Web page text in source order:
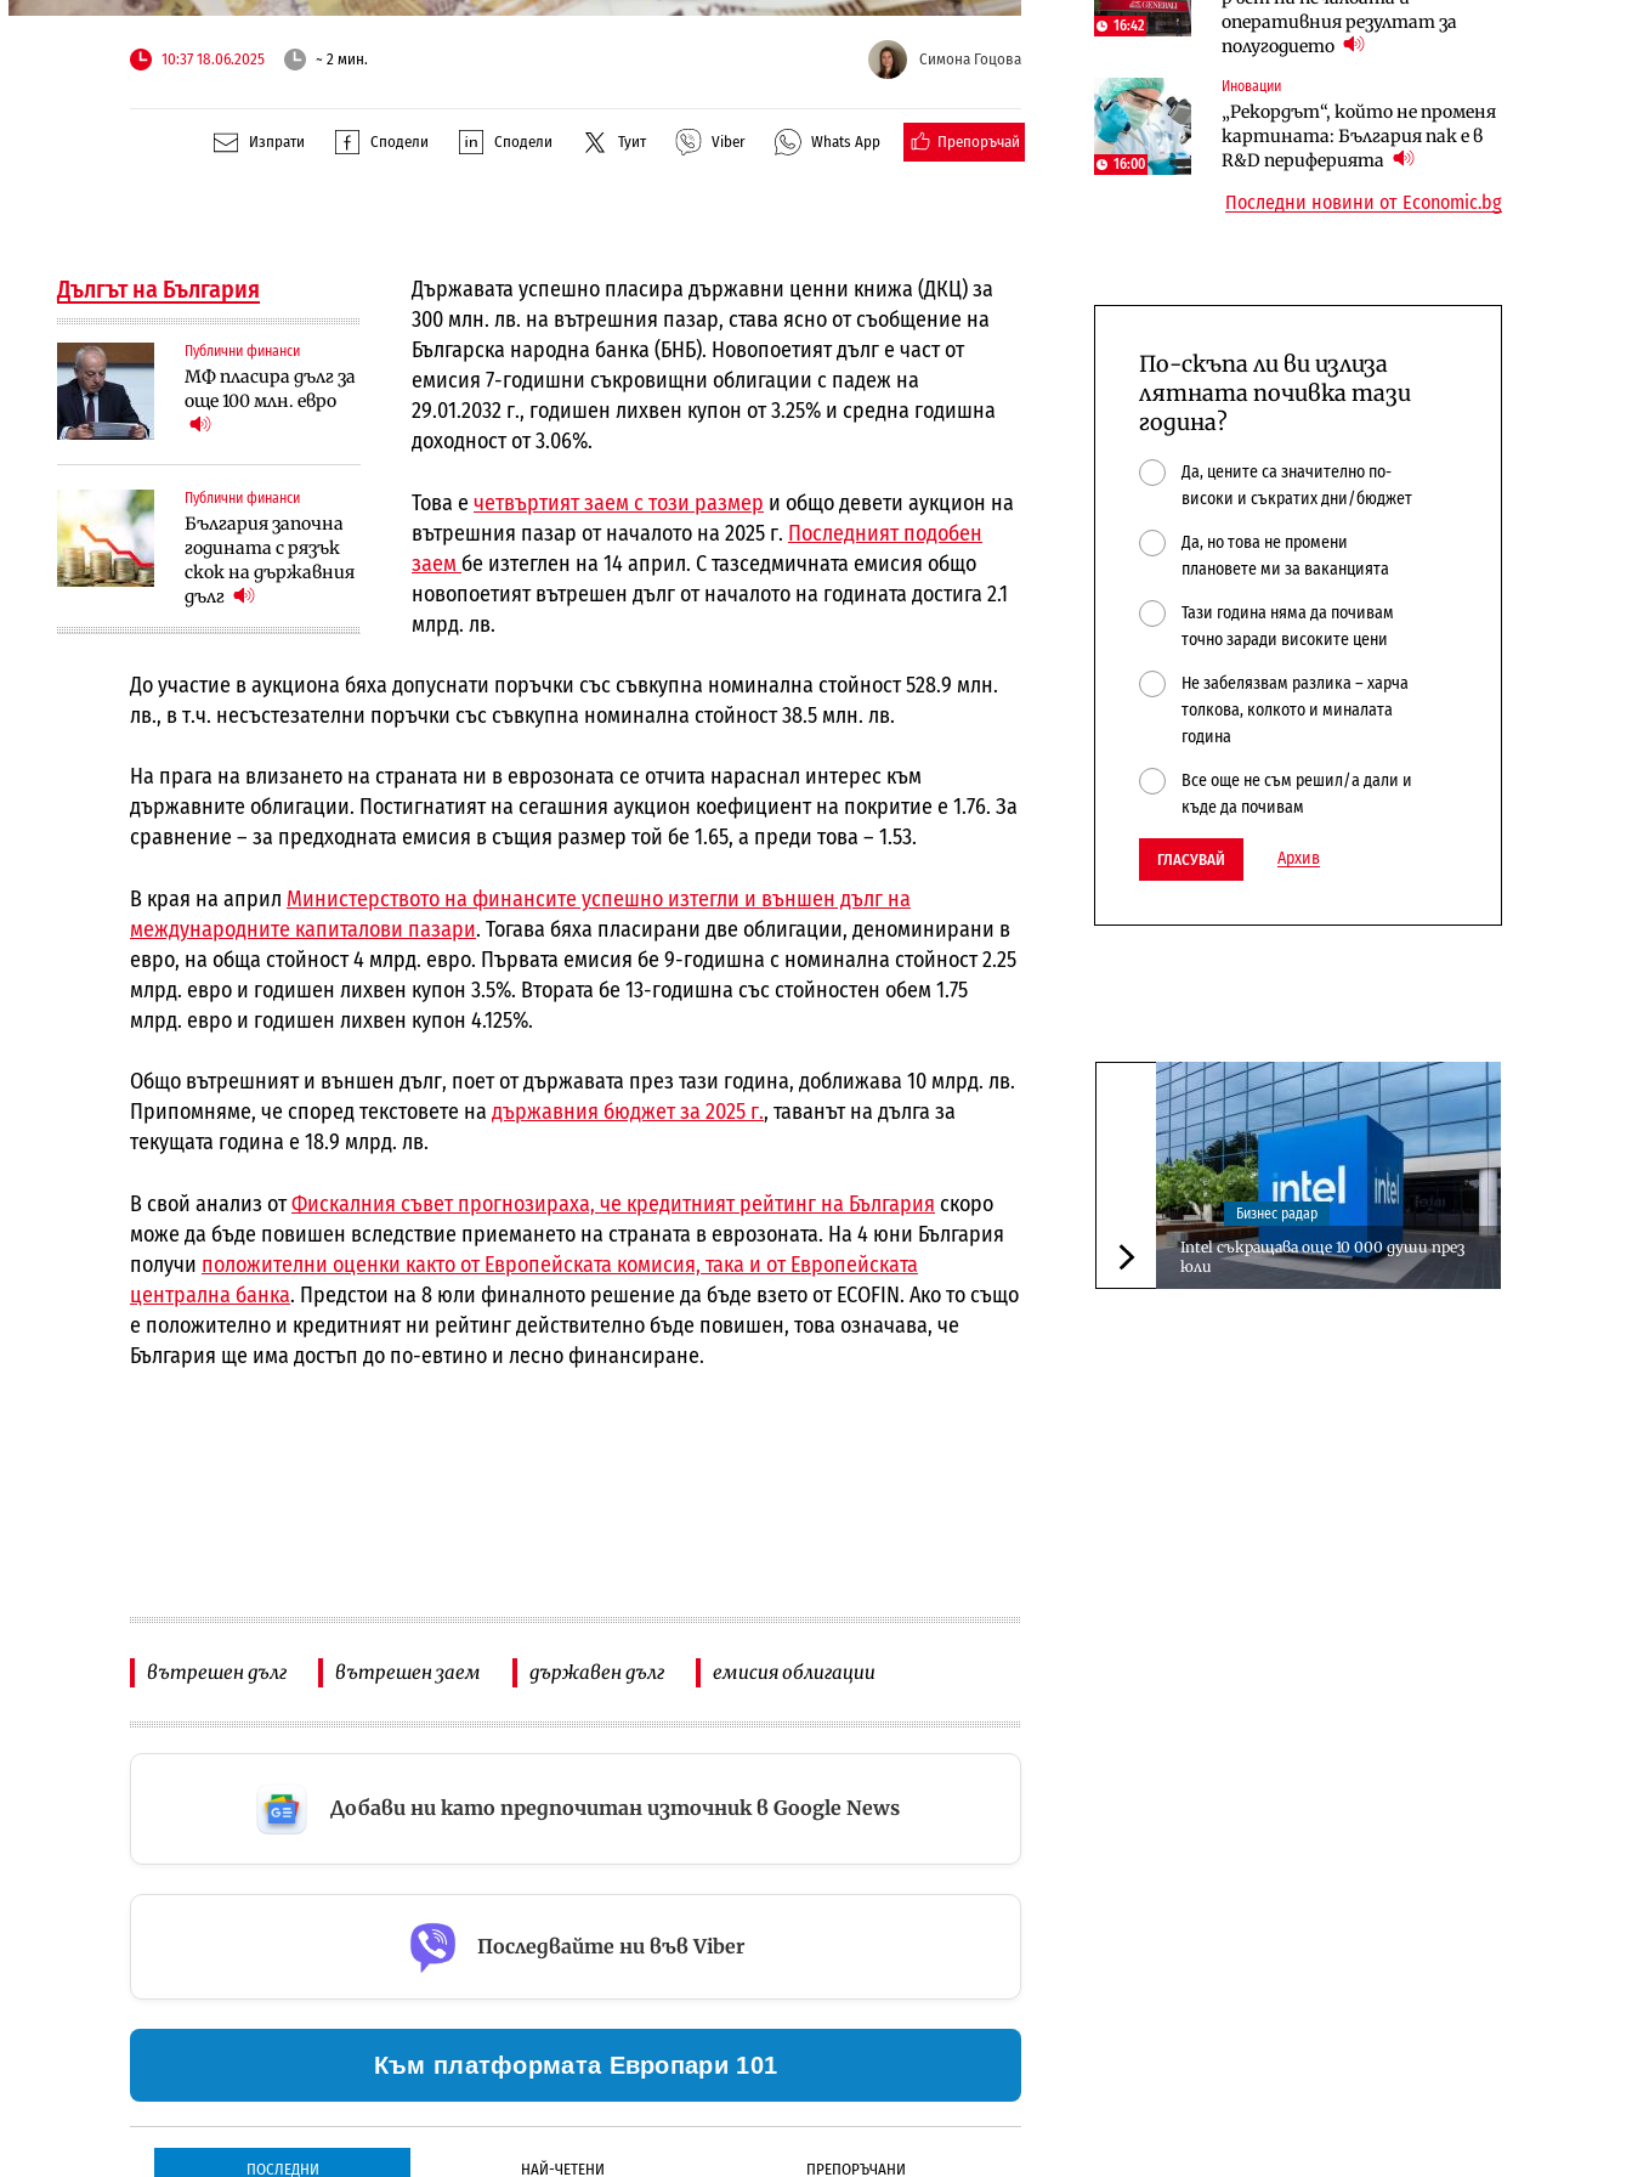
10:37 18.06.2025 ~ 2 мин. Симона Гоцова
Изпрати Сподели Сподели Туит Viber Whats App Препоръчай
Дългът на България
Публични финанси
МФ пласира дълг за
още 100 млн. евро
Публични финанси
България започна
годината с рязък
скок на държавния
дълг
Държавата успешно пласира държавни ценни книжа (ДКЦ) за
300 млн. лв. на вътрешния пазар, става ясно от съобщение на
Българска народна банка (БНБ). Новопоетият дълг е част от
емисия 7-годишни съкровищни облигации с падеж на
29.01.2032 г., годишен лихвен купон от 3.25% и средна годишна
доходност от 3.06%.
Това е четвъртият заем с този размер и общо девети аукцион на
вътрешния пазар от началото на 2025 г. Последният подобен
заем бе изтеглен на 14 април. С тазседмичната емисия общо
новопоетият вътрешен дълг от началото на годината достига 2.1
млрд. лв.
До участие в аукциона бяха допуснати поръчки със съвкупна номинална стойност 528.9 млн.
лв., в т.ч. несъстезателни поръчки със съвкупна номинална стойност 38.5 млн. лв.
На прага на влизането на страната ни в еврозоната се отчита нараснал интерес към
държавните облигации. Постигнатият на сегашния аукцион коефициент на покритие е 1.76. За
сравнение – за предходната емисия в същия размер той бе 1.65, а преди това – 1.53.
В края на април Министерството на финансите успешно изтегли и външен дълг на
международните капиталови пазари. Тогава бяха пласирани две облигации, деноминирани в
евро, на обща стойност 4 млрд. евро. Първата емисия бе 9-годишна с номинална стойност 2.25
млрд. евро и годишен лихвен купон 3.5%. Втората бе 13-годишна със стойностен обем 1.75
млрд. евро и годишен лихвен купон 4.125%.
Общо вътрешният и външен дълг, поет от държавата през тази година, доближава 10 млрд. лв.
Припомняме, че според текстовете на държавния бюджет за 2025 г., таванът на дълга за
текущата година е 18.9 млрд. лв.
В свой анализ отФискалния съвет прогнозираха, че кредитният рейтинг на България скоро
може да бъде повишен вследствие приемането на страната в еврозоната. На 4 юни България
получи положителни оценки както от Европейската комисия, така и от Европейската
централна банка. Предстои на 8 юли финалното решение да бъде взето от ECOFIN. Ако то също
е положително и кредитният ни рейтинг действително бъде повишен, това означава, че
България ще има достъп до по-евтино и лесно финансиране.
вътрешен дълг вътрешен заем държавен дълг емисия облигации
Добави ни като предпочитан източник в Google News
Последвайте ни във Viber
Към платформата Европари 101
ПОСЛЕДНИ НАЙ-ЧЕТЕНИ ПРЕПОРЪЧАНИ
16:42
оперативния резултат за
полугодието
16:00
Иновации
„Рекордът“, който не променя
картината: България пак е в
R&D периферията
център в Доброславци
Трафикът толкова е намалял,
че големи медии обмислят да се
откажат напълно от Google
център в Доброславци
10:12
Държавният ТЕЦ „Марица
изток 2“ работи с 5 блока
Последни новини от Economic.bg
По-скъпа ли ви излиза
лятната почивка тази
година?
Да, цените са значително по-
високи и съкратих дни/бюджет
Да, но това не промени
плановете ми за ваканцията
Тази година няма да почивам
точно заради високите цени
Не забелязвам разлика – харча
толкова, колкото и миналата
година
Все още не съм решил/а дали и
къде да почивам
ГЛАСУВАЙ Архив
Следваща новина
Бизнес радар
Intel съкращава още 10 000 души през
юли